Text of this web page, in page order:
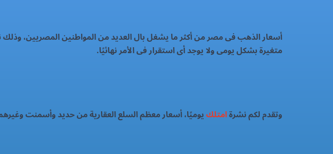
أسعار الذهب فى مصر من أكثر ما يشغل بال العديد من المواطنين المصريين، وذلك
متغيرة بشكل يومى ولا يوجد أى استقرار فى الأمر نهائيًا.
وتقدم لكم نشرةامتلكيوميًا، أسعار معظم السلع العقارية من حديد وأسمنت